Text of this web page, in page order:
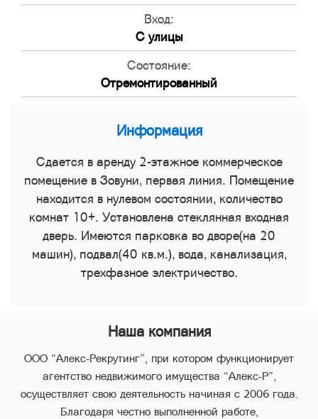
Вход:
С улицы
Состояние:
Отремонтированный
Информация
Сдается в аренду 2-этажное коммерческое
помещение в Зовуни, первая линия. Помещение
находится в нулевом состоянии, количество
комнат 10+. Установлена стеклянная входная
дверь. Имеются парковка во дворе(на 20
машин), подвал(40 кв.м.), вода, канализация,
трехфазное электричество.
Наша компания
ООО “Алекс-Рекрутинг”, при котором функционирует
агентство недвижимого имущества “Алекс-Р”,
осуществляет свою деятельность начиная с 2006 года.
Благодаря честно выполненной работе,